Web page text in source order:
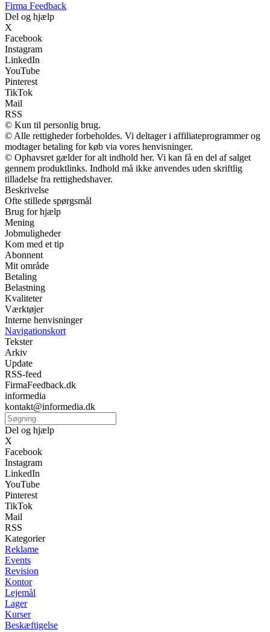
Firma Feedback
Del og hjælp
X
Facebook
Instagram
LinkedIn
YouTube
Pinterest
TikTok
Mail
RSS
© Kun til personlig brug.
© Alle rettigheder forbeholdes. Vi deltager i affiliateprogrammer og
modtager betaling for køb via vores henvisninger.
© Ophavsret gælder for alt indhold her. Vi kan få en del af salget
gennem produktlinks. Indhold må ikke anvendes uden skriftlig
tilladelse fra rettighedshaver.
Beskrivelse
Ofte stillede spørgsmål
Brug for hjælp
Mening
Jobmuligheder
Kom med et tip
Abonnent
Mit område
Betaling
Belastning
Kvaliteter
Værktøjer
Interne henvisninger
Navigationskort
Tekster
Arkiv
Update
RSS-feed
FirmaFeedback.dk
informedia
kontakt@informedia.dk
Del og hjælp
X
Facebook
Instagram
LinkedIn
YouTube
Pinterest
TikTok
Mail
RSS
Kategorier
Reklame
Events
Revision
Kontor
Lejemål
Lager
Kurser
Beskæftigelse